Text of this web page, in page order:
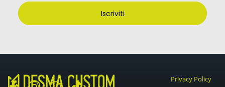
tua
mail
Iscriviti
Privacy Policy